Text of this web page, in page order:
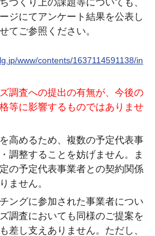
ジにてアンケート結果を公表し
てご参照ください。
www/contents/1637114591138/in
調査への提出の有無が、今後の
等に影響するものではありませ
高めるため、複数の予定代表事
調整することを妨げません。
ま
の予定代表事業者との契約関係
ません。
ングに参加された事業者につい
調査においても 同様のご提案を
差し支えありません。 ただし、